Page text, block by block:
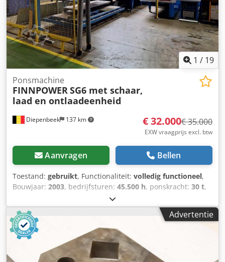
1 / 19
Diepenbeek 137 km
Ponsmachine
FINNPOWER SG6 met schaar,
laad en ontlaadeenheid
€ 32.000€ 35.000
EXW vraagprijs excl. btw
Aanvragen Bellen
Toestand: gebruikt, Functionaliteit: volledig functioneel,
Bouwjaar: 2003, bedrijfsturen: 45.500 h, ponskracht: 30 t,
, plaatdikte (max.):
plaatdikte staal (max.):4 mm, plaatdikte aluminium (max.):
5 mm, totaalgewicht: , totale lengte: 17.000 mm,
totale breedte:
7.000 mm, totale hoogte:
verplaatsingsafstand X-as:2.584 mm
1.560 mm, werkstukgewicht (max.):200 kg
persluchtaansluiting:6 bar, benodigde hoogte:
Advertentie